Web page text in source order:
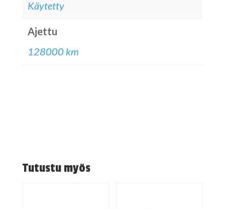
Käytetty
Ajettu
128000 km
Tutustu myös